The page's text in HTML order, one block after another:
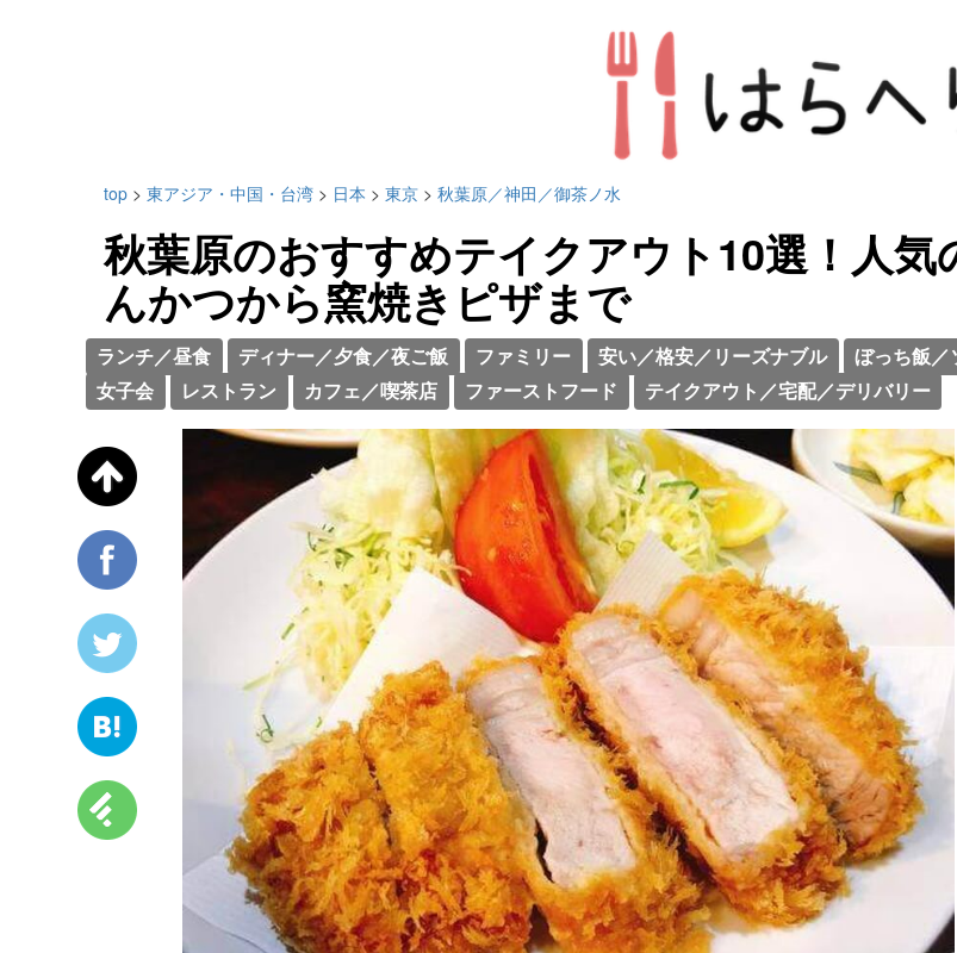
top > 東アジア・中国・台湾 > 日本 > 東京 > 秋葉原／神田／御茶ノ水
秋葉原のおすすめテイクアウト10選！人気
んかつから窯焼きピザまで
ランチ／昼食 ディナー／夕食／夜ご飯 ファミリー 安い／格安／リーズナブル
ぼっち飯／
女子会
レストラン カフェ／喫茶店 ファーストフード テイクアウト／宅配／デリバリー